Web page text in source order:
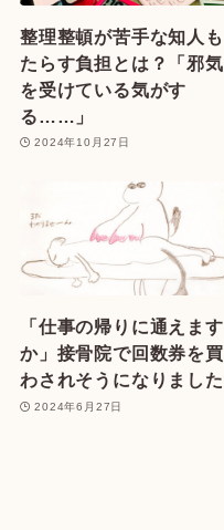
整理整頓が苦手な知人も
たらす負担とは？「邪気
を受けている気がす
る……」
2024年10月27日
「仕事の帰りに通えます
か」接骨院で回数券を買
わされそうになりました
2024年6月27日